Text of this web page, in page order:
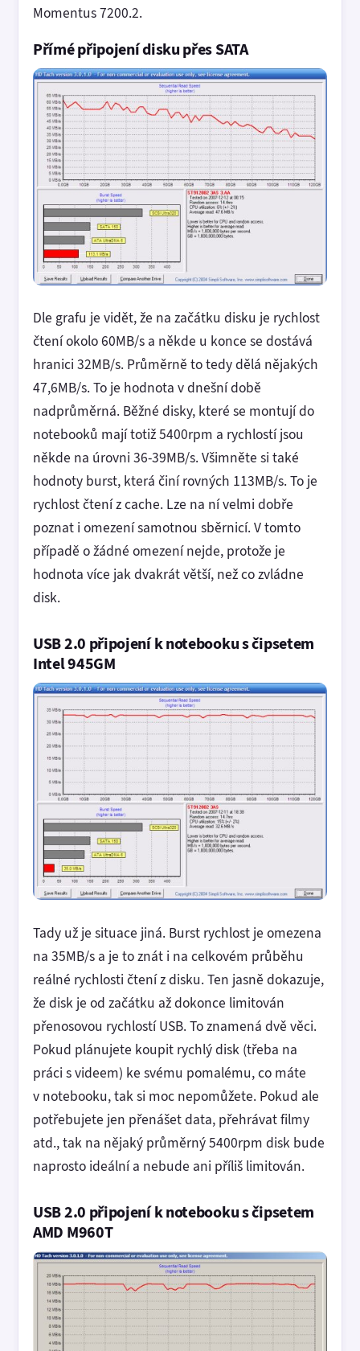
Momentus 7200.2.
Přímé připojení disku přes SATA
Dle grafu je vidět, že na začátku disku je rychlost
čtení okolo 60MB/s a někde u konce se dostává
hranici 32MB/s. Průměrně to tedy dělá nějakých
47,6MB/s. To je hodnota v dnešní době
nadprůměrná. Běžné disky, které se montují do
notebooků mají totiž 5400rpm a rychlostí jsou
někde na úrovni 36-39MB/s. Všimněte si také
hodnoty burst, která činí rovných 113MB/s. To je
rychlost čtení z cache. Lze na ní velmi dobře
poznat i omezení samotnou sběrnicí. V tomto
případě o žádné omezení nejde, protože je
hodnota více jak dvakrát větší, než co zvládne
disk.
USB 2.0 připojení k notebooku s čipsetem
Intel 945GM
Tady už je situace jiná. Burst rychlost je omezena
na 35MB/s a je to znát i na celkovém průběhu
reálné rychlosti čtení z disku. Ten jasně dokazuje,
že disk je od začátku až dokonce limitován
přenosovou rychlostí USB. To znamená dvě věci.
Pokud plánujete koupit rychlý disk (třeba na
práci s videem) ke svému pomalému, co máte
v notebooku, tak si moc nepomůžete. Pokud ale
potřebujete jen přenášet data, přehrávat filmy
atd., tak na nějaký průměrný 5400rpm disk bude
naprosto ideální a nebude ani příliš limitován.
USB 2.0 připojení k notebooku s čipsetem
AMD M960T